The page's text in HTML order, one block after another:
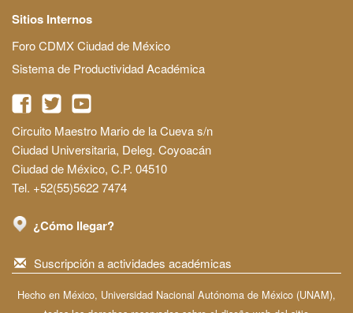
Sitios Internos
Foro CDMX Ciudad de México
Sistema de Productividad Académica
Circuito Maestro Mario de la Cueva s/n
Ciudad Universitaria, Deleg. Coyoacán
Ciudad de México, C.P. 04510
Tel. +52(55)5622 7474
¿Cómo llegar?
Suscripción a actividades académicas
Hecho en México, Universidad Nacional Autónoma de México (UNAM),